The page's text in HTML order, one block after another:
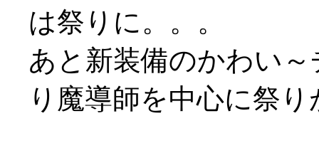
は祭りに。。。
あと新装備のかわい
り魔導師を中心に祭り